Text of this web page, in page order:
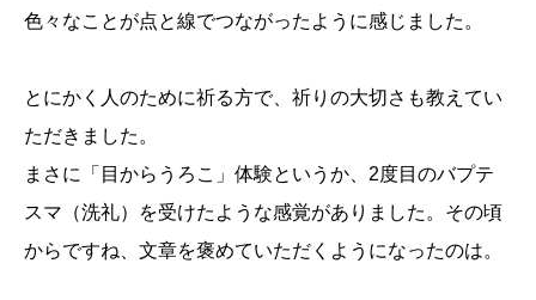
色々なことが点と線でつながったように感じました。
とにかく人のために祈る方で、祈りの大切さも教えてい
ただきました。
まさに「目からうろこ」体験というか、2度目のバプテ
スマ（洗礼）を受けたような感覚がありました。その頃
からですね、文章を褒めていただくようになったのは。